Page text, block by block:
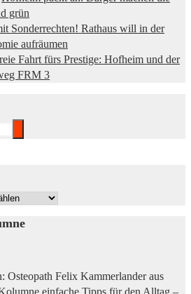
grün
Sonderrechten! Rathaus will in der
aufräumen
Fahrt fürs Prestige: Hofheim und der
FRM 3
Osteopath Felix Kammerlander aus
einfache Tipps für den Alltag –